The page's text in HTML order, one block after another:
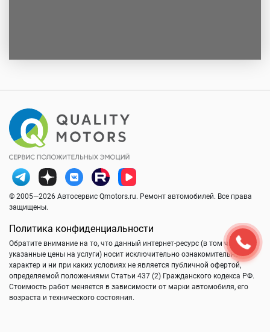
© 2005—2026 Автосервис Qmotors.ru. Ремонт автомобилей. Все права
защищены.
Политика конфиденциальности
Обратите внимание на то, что данный интернет-ресурс (в том числе
указанные цены на услуги) носит исключительно ознакомительный
характер и ни при каких условиях не является публичной офертой,
определяемой положениями Статьи 437 (2) Гражданского кодекса РФ.
Стоимость работ меняется в зависимости от марки автомобиля, его
возраста и технического состояния.